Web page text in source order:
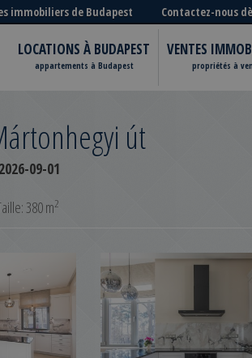
immobiliers de Budapest Contactez-nous
LOCATIONS À BUDAPEST
appartements à Budapest
VENTES
propriétés à
út
2026-09-01
380 m2